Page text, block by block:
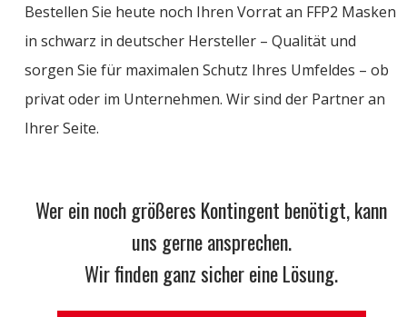
Bestellen Sie heute noch Ihren Vorrat an FFP2 Masken
in schwarz in deutscher Hersteller – Qualität und
sorgen Sie für maximalen Schutz Ihres Umfeldes – ob
privat oder im Unternehmen. Wir sind der Partner an
Ihrer Seite.
Wer ein noch größeres Kontingent benötigt, kann
uns gerne ansprechen.
Wir finden ganz sicher eine Lösung.